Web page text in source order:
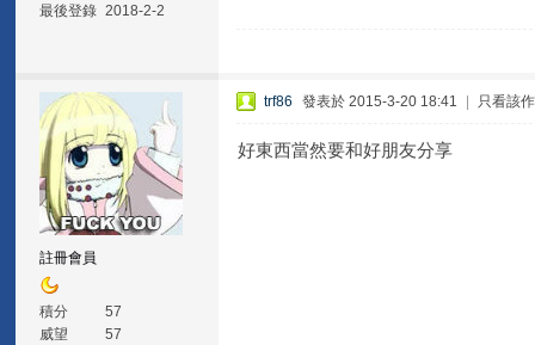
最後登錄 2018-2-2
註冊會員
積分
57
威望
57
trf86 發表於 2015-3-20 18:41 只看該
好東西當然要和好朋友分享